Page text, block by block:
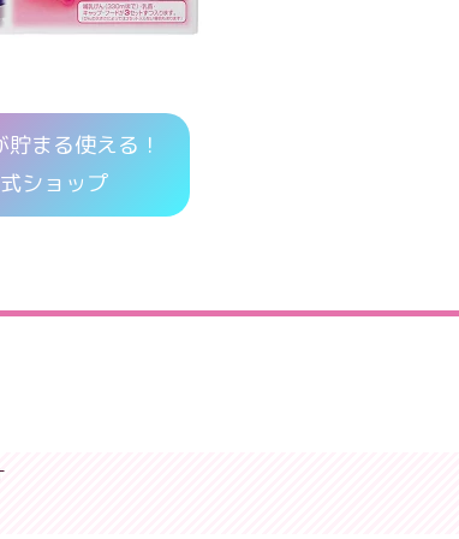
まる使える！
ショップ